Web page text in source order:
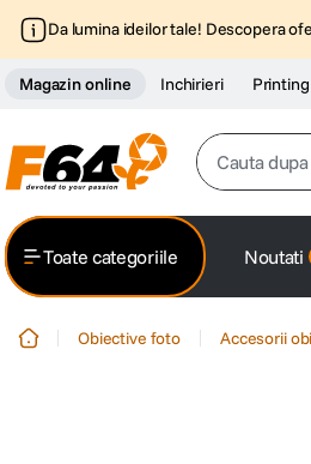
Da lumina ideilor tale! Descopera
Magazin online Inchirieri Printing
Cauta dupa
2.
Toate categoriile Noutati
Obiective foto Accesorii